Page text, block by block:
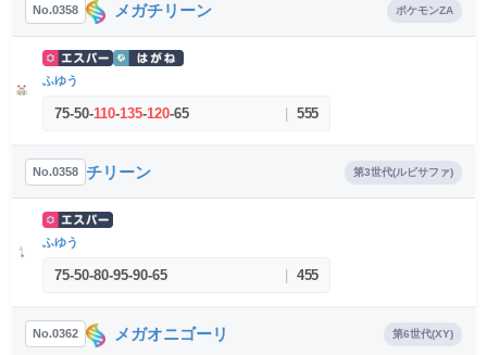
No.0358 メガチリーン ポケモンZA
ふゆう
75-50-110-135-120-65 555
No.0358 チリーン 第3世代(ルビサファ)
ふゆう
75-50-80-95-90-65 455
No.0362 メガオニゴーリ 第6世代(XY)